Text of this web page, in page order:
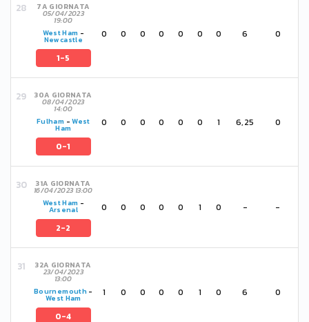
7A GIORNATA
05/04/2023
19:00
West Ham -
Newcastle
1-5
0 0 0 0 0 0 0 6 0
30A GIORNATA
08/04/2023
14:00
Fulham -West
Ham
0-1
0 0 0 0 0 0 1 6,25 0
31A GIORNATA
16/04/2023 13:00
West Ham -
Arsenal
2-2
0 0 0 0 0 1 0 - -
32A GIORNATA
23/04/2023
13:00
Bournemouth-
West Ham
0-4
1 0 0 0 0 1 0 6 0